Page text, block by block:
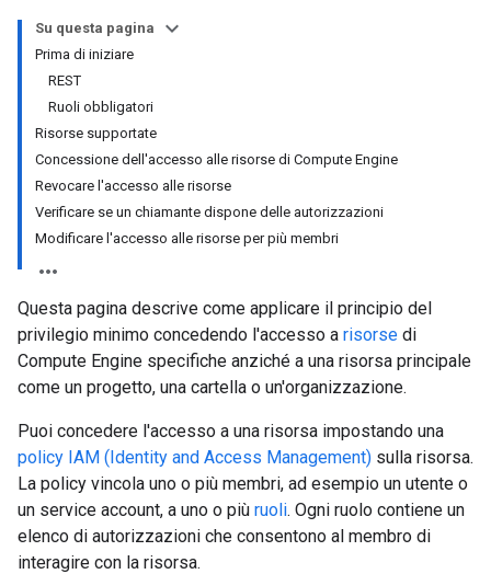
Su questa pagina
Prima di iniziare
REST
Ruoli obbligatori
Risorse supportate
Concessione dell'accesso alle risorse di Compute Engine
Revocare l'accesso alle risorse
Verificare se un chiamante dispone delle autorizzazioni
Modificare l'accesso alle risorse per più membri
Questa pagina descrive come applicare il principio del
privilegio minimo concedendo l'accesso a risorse di
Compute Engine specifiche anziché a una risorsa principale
come un progetto, una cartella o un'organizzazione.
Puoi concedere l'accesso a una risorsa impostando una
policy IAM (Identity and Access Management) sulla risorsa.
La policy vincola uno o più membri, ad esempio un utente o
un service account, a uno o più ruoli. Ogni ruolo contiene un
elenco di autorizzazioni che consentono al membro di
interagire con la risorsa.